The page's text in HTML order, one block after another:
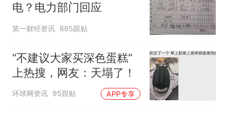
电？电力部门回应
第一财经资讯 865跟贴
“不建议大家买深色蛋糕”
上热搜，网友：天塌了！
环球网资讯 95跟贴 APP专享